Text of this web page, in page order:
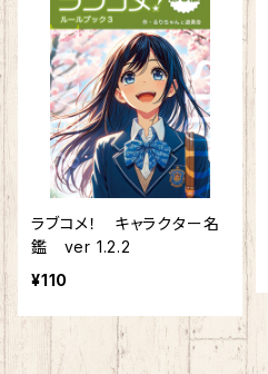
ラブコメ！ キャラクター名
鑑 ver 1.2.2
¥110